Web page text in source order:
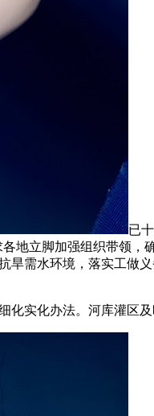
已
地立脚加强组织带领，
需水环境，落实工做
实化办法。河库灌区及